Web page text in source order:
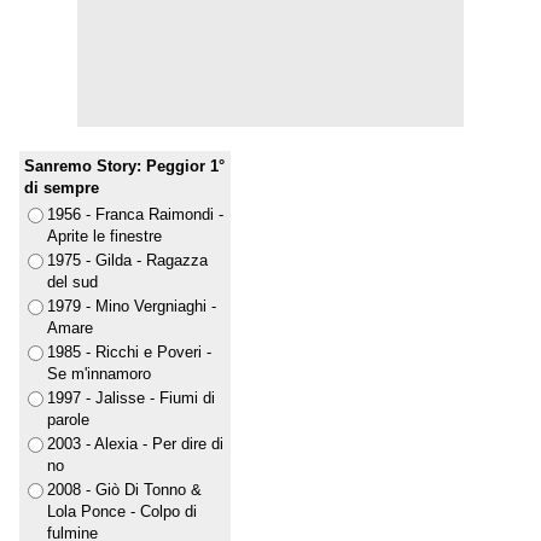
Sanremo Story: Peggior 1°
di sempre
1956 - Franca Raimondi -
Aprite le finestre
1975 - Gilda - Ragazza
del sud
1979 - Mino Vergniaghi -
Amare
1985 - Ricchi e Poveri -
Se m'innamoro
1997 - Jalisse - Fiumi di
parole
2003 - Alexia - Per dire di
no
2008 - Giò Di Tonno &
Lola Ponce - Colpo di
fulmine